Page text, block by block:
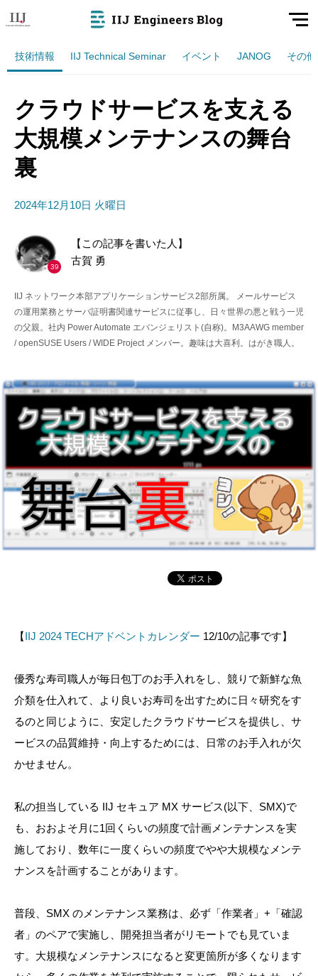
技術情報 IIJ Technical Seminar イベント JANOG その他
クラウドサービスを支える
大規模メンテナンスの舞台
裏
2024年12月10日 火曜日
39
【この記事を書いた人】
古賀 勇
IIJ ネットワーク本部アプリケーションサービス2部所属。 メールサービス
の運用業務とサーバ証明書関連サービスに従事し、日々世界の悪と戦う一児
の父親。社内 Power Automate エバンジェリスト(自称)。M3AAWG member
/ openSUSE Users / WIDE Project メンバー。趣味は大喜利。はがき職人。
【IIJ 2024 TECHアドベントカレンダー 12/10の記事です】
優秀な寿司職人が毎日包丁のお手入れをし、競りで新鮮な魚
介類を仕入れて、より良いお寿司を出すために日々研究をす
るのと同じように、安定したクラウドサービスを提供し、サ
ービスの品質維持・向上するためには、日常のお手入れが欠
かせません。
私の担当している IIJ セキュア MX サービス(以下、SMX)で
も、おおよそ月に1回くらいの頻度で計画メンテナンスを実
施しており、数年に一度くらいの頻度でやや大規模なメンテ
ナンスを計画することがあります。
普段、SMX のメンテナンス業務は、必ず「作業者」+「確認
者」のペアで実施し、開発担当者がリモートでも見ていま
す。大規模なメンテナンスになると変更箇所が多くなります